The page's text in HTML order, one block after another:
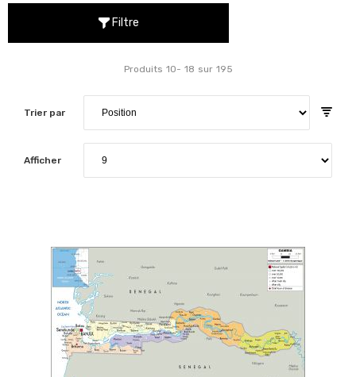
Filtre
Trier par
Produits 10- 18 sur 195
Afficher